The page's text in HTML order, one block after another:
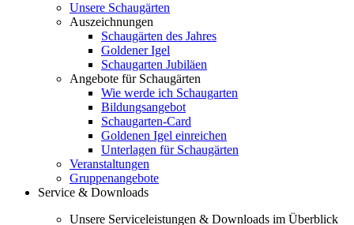
Unsere Schaugärten
Auszeichnungen
Schaugärten des Jahres
Goldener Igel
Schaugarten Jubiläen
Angebote für Schaugärten
Wie werde ich Schaugarten
Bildungsangebot
Schaugarten-Card
Goldenen Igel einreichen
Unterlagen für Schaugärten
Veranstaltungen
Gruppenangebote
Service & Downloads
Unsere Serviceleistungen & Downloads im Überblick